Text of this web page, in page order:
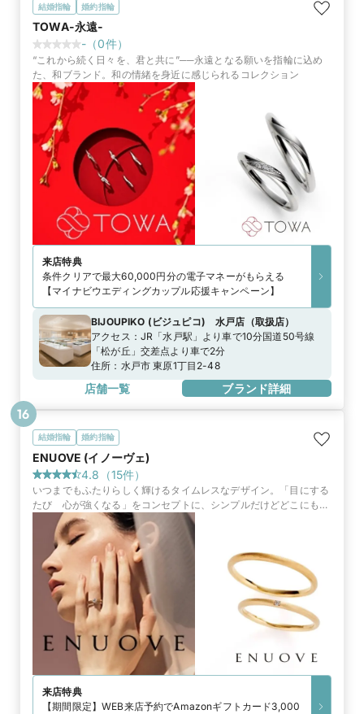
結婚指輪 婚約指輪
TOWA-永遠-
- （0件）
“これから続く日々を、君と共に”──永遠となる願いを指輪に込め
た、和ブランド。和の情緒を身近に感じられるコレクション
来店特典
条件クリアで最大60,000円分の電子マネーがもらえる
【マイナビウエディングカップル応援キャンペーン】
BIJOUPIKO (ビジュピコ) 水戸店 （取扱店）
アクセス： JR「水戸駅」より車で10分国道50号線
「松が丘」交差点より車で2分
住所： 水戸市 東原1丁目2-48
店舗一覧 ブランド詳細
結婚指輪 婚約指輪
ENUOVE (イノーヴェ)
4.8 （15件）
いつまでもふたりらしく輝けるタイムレスなデザイン。「目にする
たび 心が強くなる」をコンセプトに、シンプルだけどどこにもな
い、身につけてこそ輝くブライダルリングをコレクション。
来店特典
【期間限定】WEB来店予約でAmazonギフトカード3,000
16